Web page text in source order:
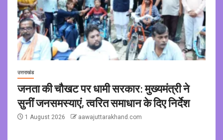
उत्तराखंड
जनता की चौखट पर धामी सरकार: मुख्यमंत्री ने
सुनीं जनसमस्याएं, त्वरित समाधान के दिए निर्देश
1 August 2026 aawajuttarakhand.com